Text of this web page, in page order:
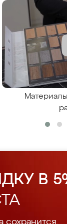
В
сохранится.